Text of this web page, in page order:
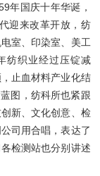
年国庆十年华诞，
迎来改革开放，纺
室、印染室、美工
纺织业经过压锭减
止血材料产业化结
图，纺科所也紧跟
新、文化创意、检
司用合唱，表达了
检测站也分别讲述